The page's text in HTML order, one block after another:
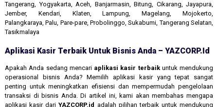
Tangerang, Yogyakarta, Aceh, Banjarmasin, Bitung, Cikarang, Jayapura,
Jember, Kendari, Klaten, Lampung, Magelang, Mojokerto,
Palangkaraya, Palu, Pare-pare, Probolinggo, Sukabumi, Tangerang Selatan,
Tasikmalaya
Aplikasi Kasir Terbaik Untuk Bisnis Anda – YAZCORP.id
Apakah Anda sedang mencari aplikasi kasir terbaikuntuk mendukung
operasional bisnis Anda? Memilih aplikasi kasir yang tepat sangat
penting untuk meningkatkan efisiensi dan mempermudah pengelolaan
transaksi di bisnis Anda. Di artikel ini, kami akan membahas mengapa
aplikasi kasir dariYAZCORP.id adalah pilihan terbaik untuk mendukung